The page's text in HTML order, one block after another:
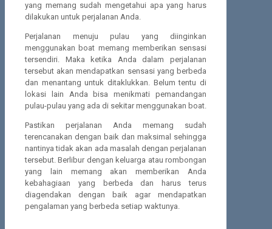
yang memang sudah mengetahui apa yang harus
dilakukan untuk perjalanan Anda.
Perjalanan menuju pulau yang diinginkan
menggunakan boat memang memberikan sensasi
tersendiri. Maka ketika Anda dalam perjalanan
tersebut akan mendapatkan sensasi yang berbeda
dan menantang untuk ditaklukkan. Belum tentu di
lokasi lain Anda bisa menikmati pemandangan
pulau-pulau yang ada di sekitar menggunakan boat.
Pastikan perjalanan Anda memang sudah
terencanakan dengan baik dan maksimal sehingga
nantinya tidak akan ada masalah dengan perjalanan
tersebut. Berlibur dengan keluarga atau rombongan
yang lain memang akan memberikan Anda
kebahagiaan yang berbeda dan harus terus
diagendakan dengan baik agar mendapatkan
pengalaman yang berbeda setiap waktunya.